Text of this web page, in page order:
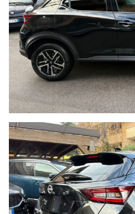
Quanto descritto non ha dunque
informativo.
L'onere di verifica è riservato